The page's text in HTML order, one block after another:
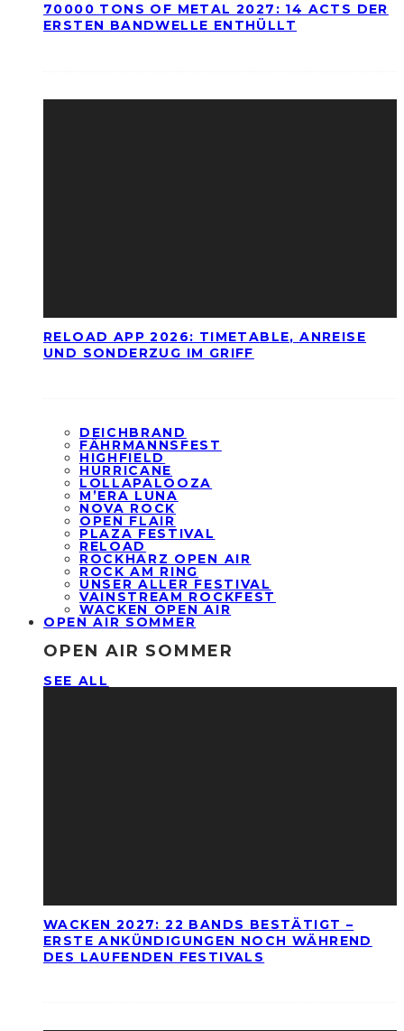
70000 TONS OF METAL 2027: 14 ACTS DER
ERSTEN BANDWELLE ENTHÜLLT
RELOAD APP 2026: TIMETABLE, ANREISE
UND SONDERZUG IM GRIFF
DEICHBRAND
FÄHRMANNSFEST
HIGHFIELD
HURRICANE
LOLLAPALOOZA
M’ERA LUNA
NOVA ROCK
OPEN FLAIR
PLAZA FESTIVAL
RELOAD
ROCKHARZ OPEN AIR
ROCK AM RING
UNSER ALLER FESTIVAL
VAINSTREAM ROCKFEST
WACKEN OPEN AIR
OPEN AIR SOMMER
OPEN AIR SOMMER
SEE ALL
WACKEN 2027: 22 BANDS BESTÄTIGT –
ERSTE ANKÜNDIGUNGEN NOCH WÄHREND
DES LAUFENDEN FESTIVALS